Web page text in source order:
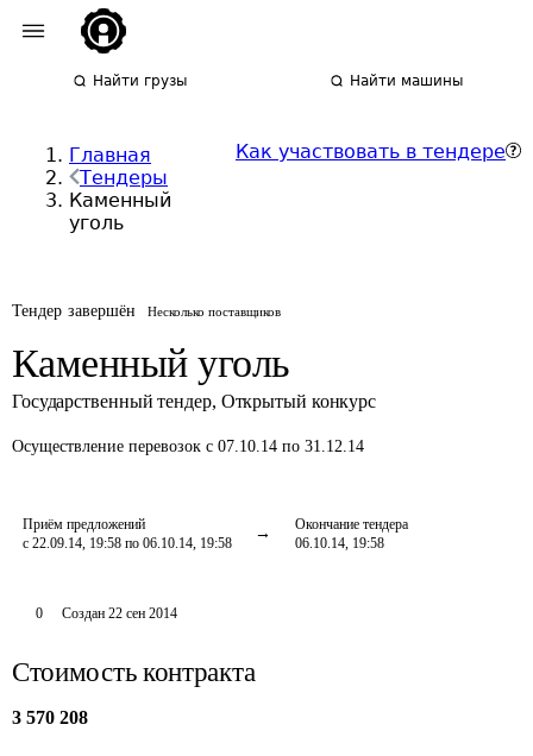
Найти грузы Найти машины
Главная
Тендеры
Каменный
уголь
Как участвовать в тендере
Тендер завершён Несколько поставщиков
Каменный уголь
Государственный тендер, Открытый конкурс
Осуществление перевозок с 07.10.14 по 31.12.14
Приём предложений
с 22.09.14, 19:58 по 06.10.14, 19:58
Окончание тендера
06.10.14, 19:58
0 Создан 22 сен 2014
Стоимость контракта
3 570 208